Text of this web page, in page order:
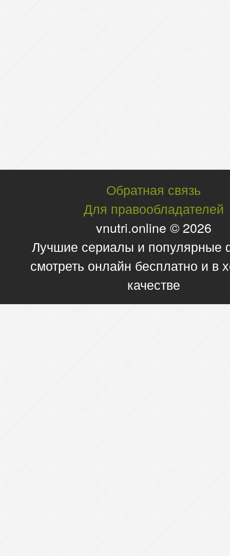
Обратная связь
Для правообладателей
vnutri.online © 2026
Лучшие сериалы и
смотреть онлайн бесплатно и в
качестве